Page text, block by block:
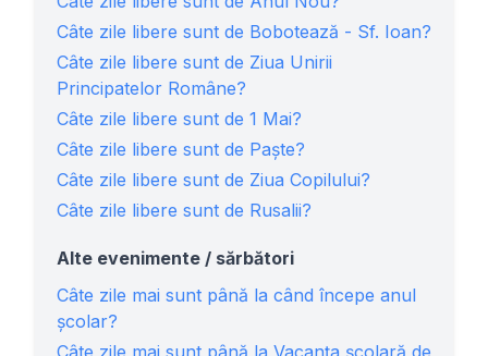
Câte zile libere sunt de Bobotează - Sf. Ioan?
Câte zile libere sunt de Ziua Unirii
Principatelor Române?
Câte zile libere sunt de 1 Mai?
Câte zile libere sunt de Paște?
Câte zile libere sunt de Ziua Copilului?
Câte zile libere sunt de Rusalii?
Alte evenimente / sărbători
Câte zile mai sunt până la când începe anul
școlar?
Câte zile mai sunt până la Vacanța școlară de